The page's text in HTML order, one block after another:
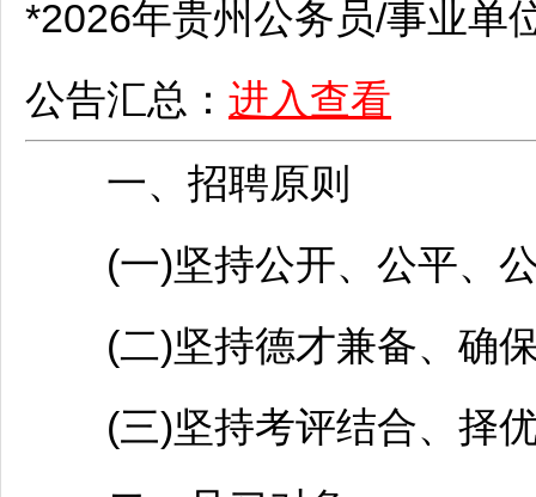
*2026年贵州公务员/事业单
公告汇总： 进入查看
一、 招聘原则
(一)坚持公开、公平、公
(二)坚持德才兼备、确保
(三)坚持考评结合、择优